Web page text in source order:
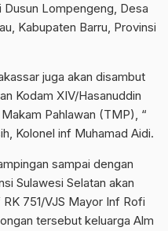
Lompengeng, Desa
Kabupaten Barru, Provinsi
juga akan disambut
Kodam XIV/Hasanuddin
Pahlawan (TMP), “
Kolonel inf Muhamad Aidi.
sampai dengan
Sulawesi Selatan akan
751/VJS Mayor Inf Rofi
tersebut keluarga Alm